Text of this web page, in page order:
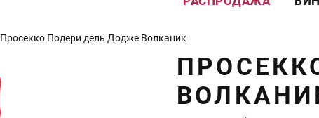
Просекко Подери дель Додже Волканик